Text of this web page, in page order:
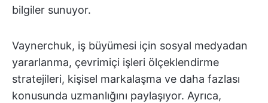
bilgiler sunuyor.
Vaynerchuk, iş büyümesi için sosyal medyadan
yararlanma, çevrimiçi işleri ölçeklendirme
stratejileri, kişisel markalaşma ve daha fazlası
konusunda uzmanlığını paylaşıyor. Ayrıca,